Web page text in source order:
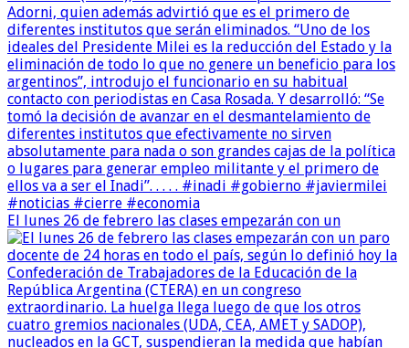
El lunes 26 de febrero las clases empezarán con un